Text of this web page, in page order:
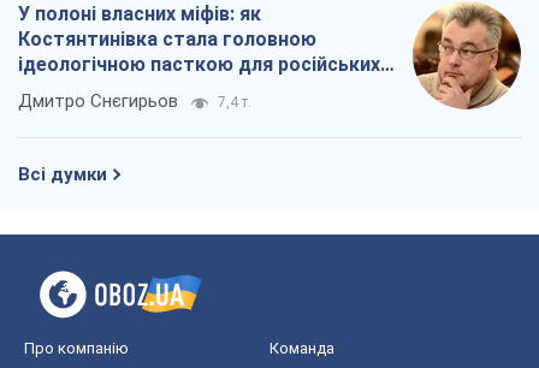
У полоні власних міфів: як
Костянтинівка стала головною
ідеологічною пасткою для російських
окупантів
Дмитро Снєгирьов 7,4 т.
Всі думки
Про компанію Команда